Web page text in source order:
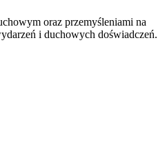
oraz przemyśleniami na
i duchowych doświadczeń.